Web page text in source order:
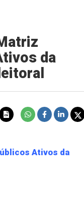
da
Ativos da